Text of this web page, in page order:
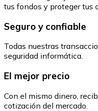
tus fondos y proteger tus
Seguro y confiable
Todas nuestras
seguridad informática.
El mejor precio
Con el mismo dinero,
cotización del mercado.